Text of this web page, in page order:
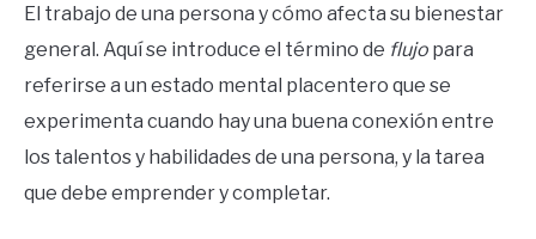
El trabajo de una persona y cómo afecta su bienestar
general. Aquí se introduce el término de flujo para
referirse a un estado mental placentero que se
experimenta cuando hay una buena conexión entre
los talentos y habilidades de una persona, y la tarea
que debe emprender y completar.